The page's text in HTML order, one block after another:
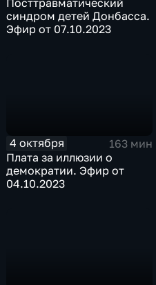
Посттравматический
синдром детей Донбасса.
Эфир от 07.10.2023
4 октября
163 мин
Плата за иллюзии о
демократии. Эфир от
04.10.2023